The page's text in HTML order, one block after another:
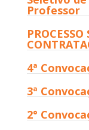
Professor
4ª
3ª
2°